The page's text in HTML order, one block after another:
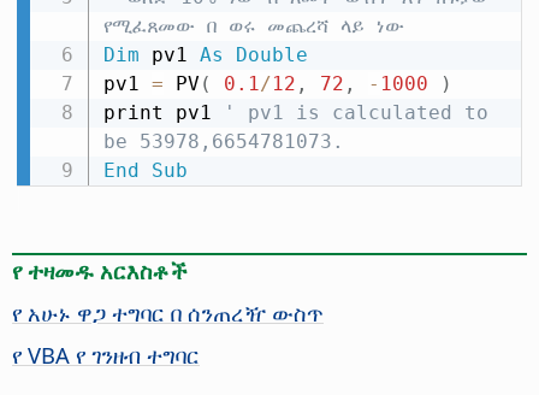
የሚፈጸመው በ ወሩ መጨረሻ ላይ ነው
Dim pv1 As
Double
pv1 = PV ( 0.1 /12 , 72 , - 1000
)
print pv1
' pv1 is calculated to
be 53978,6654781073.
End
Sub
የ ተዛመዱ አርእስቶች
የ አሁኑ ዋጋ ተግባር በ ሰንጠረዥ ውስጥ
የ VBA የ ገንዘብ ተግባር